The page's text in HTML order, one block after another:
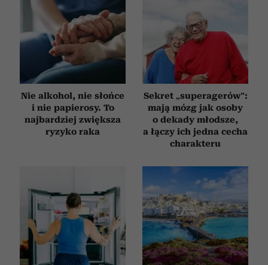
Nie alkohol, nie słońce
i nie papierosy. To
najbardziej zwiększa
ryzyko raka
Sekret „superagerów”:
mają mózg jak osoby
o dekady młodsze,
a łączy ich jedna cecha
charakteru